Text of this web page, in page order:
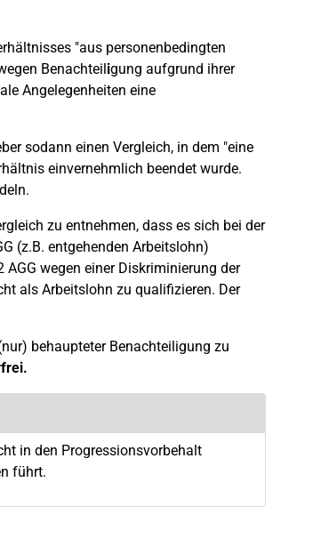
"aus personenbedingten
Benachteiligung aufgrund ihrer
Angelegenheiten eine
sodann einen Vergleich, in dem "eine
einvernehmlich beendet wurde.
zu entnehmen, dass es sich bei der
(z.B. entgehenden Arbeitslohn)
wegen einer Diskriminierung der
als Arbeitslohn zu qualifizieren. Der
behaupteter Benachteiligung zu
in den Progressionsvorbehalt
führt.